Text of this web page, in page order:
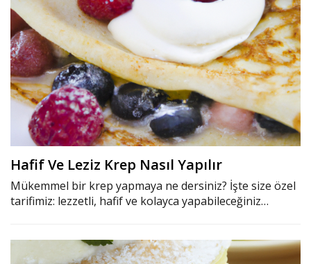
Hafif Ve Leziz Krep Nasıl Yapılır
Mükemmel bir krep yapmaya ne dersiniz? İşte size özel
tarifimiz: lezzetli, hafif ve kolayca yapabileceğiniz…